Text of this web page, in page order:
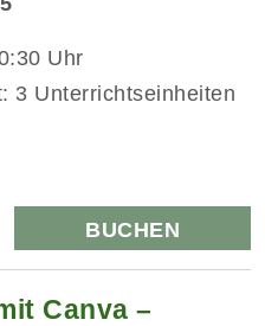
Uhr
3 Unterrichtseinheiten
BUCHEN
Canva –